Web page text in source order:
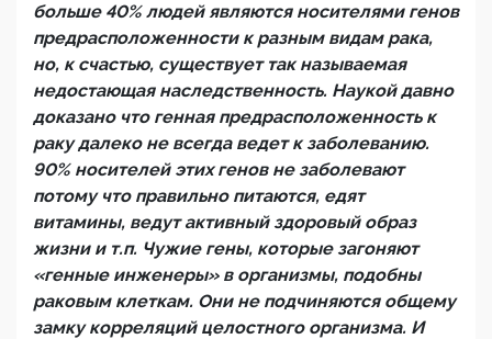
больше 40% людей являются носителями генов
предрасположенности к разным видам рака,
но, к счастью, существует так называемая
недостающая наследственность. Наукой давно
доказано что генная предрасположенность к
раку далеко не всегда ведет к заболеванию.
90% носителей этих генов не заболевают
потому что правильно питаются, едят
витамины, ведут активный здоровый образ
жизни и т.п. Чужие гены, которые загоняют
«генные инженеры» в организмы, подобны
раковым клеткам. Они не подчиняются общему
замку корреляций целостного организма. И